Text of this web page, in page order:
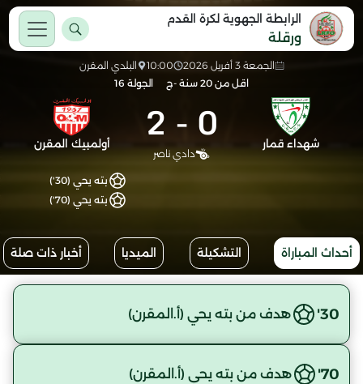
الرابطة الجهوية لكرة القدم
ورقلة
الجمعة 3 أفريل 2026 10:00
البلدي المقرن
اقل من 20 سنة -ج
الجولة 16
شهداء قمار 0
-
2
دادي ناصر
أولمبيك المقرن
بته يحي (30')
بته يحي (70')
أحداث المباراة التشكيلة الميديا أخبار ذات صلة
30' هدف من بته يحي (أ.المقرن)
70' هدف من بته يحي (أ.المقرن)